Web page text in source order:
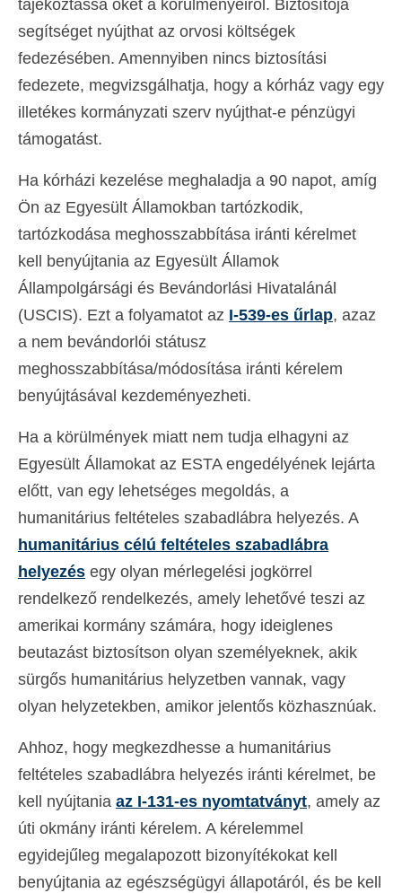
tájékoztassa őket a körülményeiről. Biztosítója
segítséget nyújthat az orvosi költségek
fedezésében. Amennyiben nincs biztosítási
fedezete, megvizsgálhatja, hogy a kórház vagy egy
illetékes kormányzati szerv nyújthat-e pénzügyi
támogatást.
Ha kórházi kezelése meghaladja a 90 napot, amíg
Ön az Egyesült Államokban tartózkodik,
tartózkodása meghosszabbítása iránti kérelmet
kell benyújtania az Egyesült Államok
Állampolgársági és Bevándorlási Hivatalánál
(USCIS). Ezt a folyamatot az I-539-es űrlap, azaz
a nem bevándorlói státusz
meghosszabbítása/módosítása iránti kérelem
benyújtásával kezdeményezheti.
Ha a körülmények miatt nem tudja elhagyni az
Egyesült Államokat az ESTA engedélyének lejárta
előtt, van egy lehetséges megoldás, a
humanitárius feltételes szabadlábra helyezés. A
humanitárius célú feltételes szabadlábra
helyezés egy olyan mérlegelési jogkörrel
rendelkező rendelkezés, amely lehetővé teszi az
amerikai kormány számára, hogy ideiglenes
beutazást biztosítson olyan személyeknek, akik
sürgős humanitárius helyzetben vannak, vagy
olyan helyzetekben, amikor jelentős közhasznúak.
Ahhoz, hogy megkezdhesse a humanitárius
feltételes szabadlábra helyezés iránti kérelmet, be
kell nyújtania az I-131-es nyomtatványt, amely az
úti okmány iránti kérelem. A kérelemmel
egyidejűleg megalapozott bizonyítékokat kell
benyújtania az egészségügyi állapotáról, és be kell